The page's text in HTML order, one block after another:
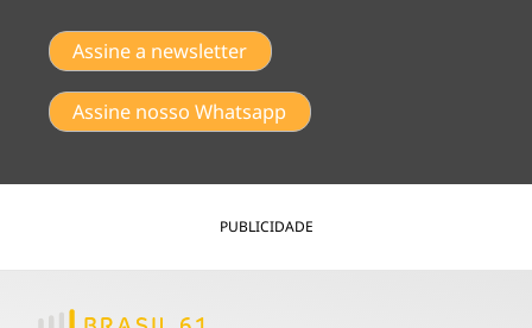
Assine a newsletter
Assine nosso Whatsapp
PUBLICIDADE